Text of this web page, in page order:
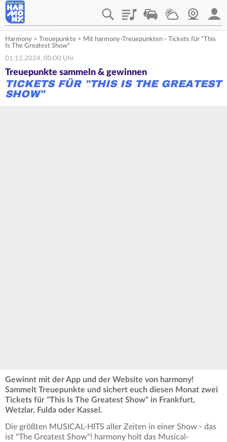
PlaylistVerkehrWetterWebcam
Harmony > Treuepunkte > Mit harmony-Treuepunkten - Tickets für "This
Is The Greatest Show"
01.12.2024, 00:00 Uhr
Treuepunkte sammeln & gewinnen
TICKETS FÜR "THIS IS THE GREATEST
SHOW"
Gewinnt mit der App und der Website von harmony!
Sammelt Treuepunkte und sichert euch diesen Monat zwei
Tickets für "This Is The Greatest Show" in Frankfurt,
Wetzlar, Fulda oder Kassel.
Die größten MUSICAL-HITS aller Zeiten in einer Show - das
ist "The Greatest Show"! harmony holt das Musical-